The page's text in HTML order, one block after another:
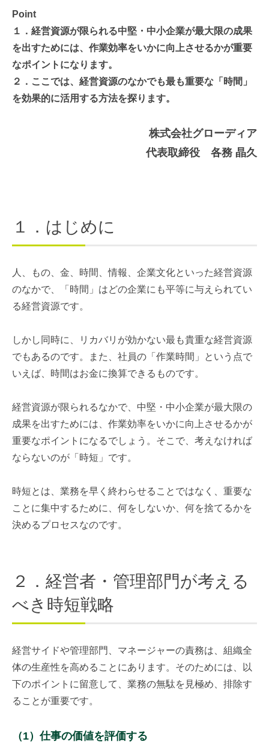
Point
１．経営資源が限られる中堅・中小企業が最大限の成果
を出すためには、作業効率をいかに向上させるかが重要
なポイントになります。
２．ここでは、経営資源のなかでも最も重要な「時間」
を効果的に活用する方法を探ります。
株式会社グローディア
代表取締役 各務 晶久
１．はじめに
人、もの、金、時間、情報、企業文化といった経営資源
のなかで、「時間」はどの企業にも平等に与えられてい
る経営資源です。
しかし同時に、リカバリが効かない最も貴重な経営資源
でもあるのです。また、社員の「作業時間」という点で
いえば、時間はお金に換算できるものです。
経営資源が限られるなかで、中堅・中小企業が最大限の
成果を出すためには、作業効率をいかに向上させるかが
重要なポイントになるでしょう。そこで、考えなければ
ならないのが「時短」です。
時短とは、業務を早く終わらせることではなく、重要な
ことに集中するために、何をしないか、何を捨てるかを
決めるプロセスなのです。
２．経営者・管理部門が考える
べき時短戦略
経営サイドや管理部門、マネージャーの責務は、組織全
体の生産性を高めることにあります。そのためには、以
下のポイントに留意して、業務の無駄を見極め、排除す
ることが重要です。
（1）仕事の価値を評価する